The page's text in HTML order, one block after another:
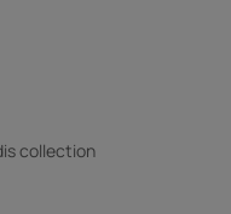
collection